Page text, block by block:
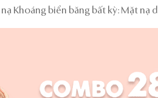
Khoáng biển băng bất kỳ: Mặt